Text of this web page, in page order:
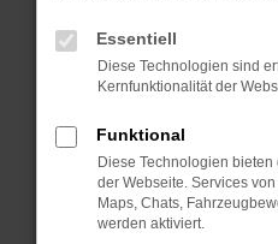
FEHLER:
ERROR
Beim Laden ist ein
Hier sind ein paar
können:
Essentiell
Diese Technologien sind
Kernfunktionalität der
Funktional
Diese Technologien
der Webseite. Services
Maps, Chats,
werden aktiviert.